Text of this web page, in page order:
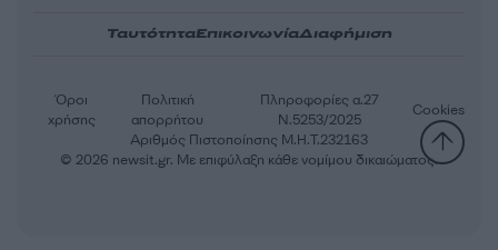
ΤαυτότηταΕπικοινωνίαΔιαφήμιση
Αριθμός Πιστοποίησης Μ.Η.Τ.232163
Όροι
χρήσης
Πολιτική
απορρήτου
Πληροφορίες α.27
Ν.5253/2025
Cookies
© 2026 newsit.gr. Με επιφύλαξη κάθε νομίμου δικαιώματος.